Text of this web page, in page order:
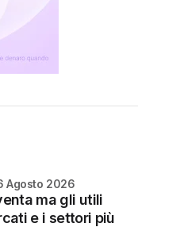
ma gli utili
e i settori più
Agosto 2026